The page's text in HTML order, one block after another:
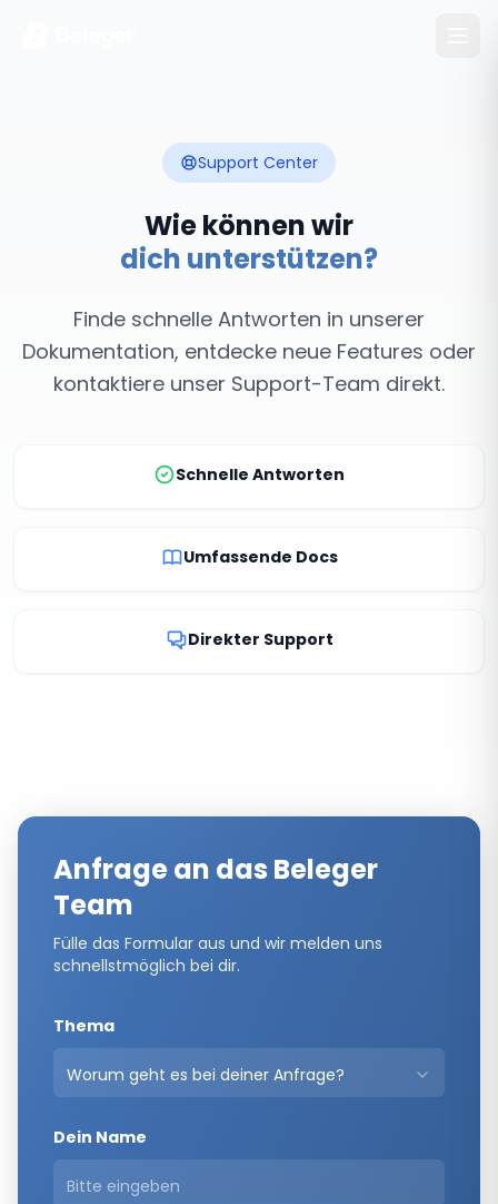
Support Center
Wie können wir
dich unterstützen?
Finde schnelle Antworten in unserer
Dokumentation, entdecke neue Features oder
kontaktiere unser Support-Team direkt.
Schnelle Antworten
Umfassende Docs
Direkter Support
Anfrage an das Beleger
Team
Fülle das Formular aus und wir melden uns
schnellstmöglich bei dir.
Thema
Worum geht es bei deiner Anfrage?
Dein Name